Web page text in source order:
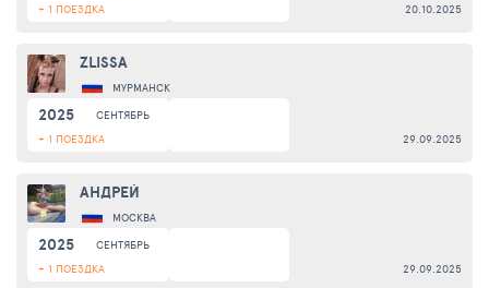
+ 1 ПОЕЗДКА
20.10.2025
ZLISSA
МУРМАНСК
2025
СЕНТЯБРЬ
+ 1 ПОЕЗДКА
29.09.2025
АНДРЕЙ
МОСКВА
2025
СЕНТЯБРЬ
+ 1 ПОЕЗДКА
29.09.2025